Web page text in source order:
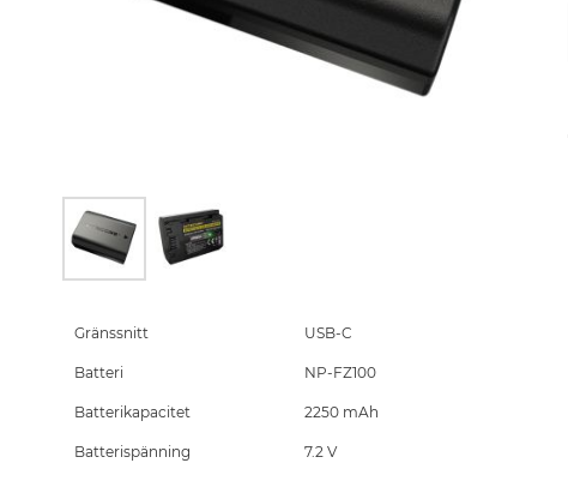
the
images
Gränssnitt USB-C
Batteri NP-FZ100
Batterikapacitet 2250 mAh
Batterispänning 7.2 V